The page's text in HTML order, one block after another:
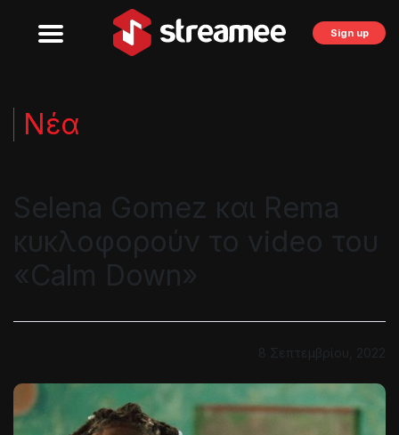
Sign up
Νέα
Selena Gomez και Rema
κυκλοφορούν το video του
«Calm Down»
8 Σεπτεμβρίου, 2022